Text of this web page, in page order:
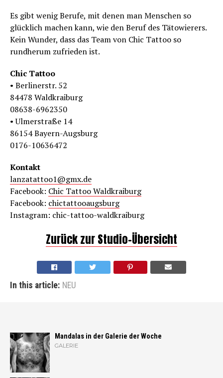
Es gibt wenig Berufe, mit denen man Menschen so
glücklich machen kann, wie den Beruf des Tätowierers.
Kein Wunder, dass das Team von Chic Tattoo so
rundherum zufrieden ist.
Chic Tattoo
• Berlinerstr. 52
84478 Waldkraiburg
08638-6962350
• Ulmerstraße 14
86154 Bayern-Augsburg
0176-10636472
Kontakt
lanzatattoo1@gmx.de
Facebook: Chic Tattoo Waldkraiburg
Facebook: chictattooaugsburg
Instagram: chic-tattoo-waldkraiburg
Zurück zur Studio-Übersicht
In this article: NEU
Mandalas in der Galerie der Woche
GALERIE